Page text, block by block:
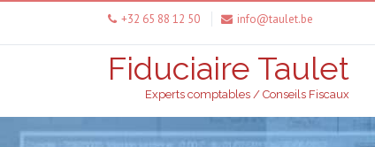
+32 65 88 12 50 info@taulet.be
Fiduciaire Taulet
Experts comptables / Conseils Fiscaux